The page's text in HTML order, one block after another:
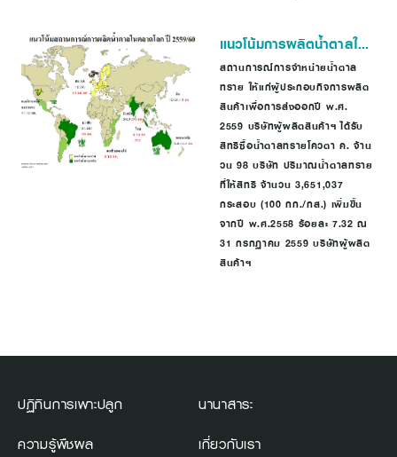
แนวโน้มการผลิตน้ำตาลใน
โลก 2559/60
สถานการณ์การจำหน่ายน้ำตาล
ทราย ให้แก่ผู้ประกอบกิจการผลิต
สินค้าเพื่อการส่งออกปี พ.ศ.
2559 บริษัทผู้ผลิตสินค้าฯ ได้รับ
สิทธิซื้อน้ำตาลทรายโควตา ค. จ้าน
วน 98 บริษัท ปริมาณน้ำตาลทราย
ที่ให้สิทธิ จ้านวน 3,651,037
กระสอบ (100 กก./กส.) เพิ่มขึ้น
จากปี พ.ศ.2558 ร้อยละ 7.32 ณ
31 กรกฏาคม 2559 บริษัทผู้ผลิต
สินค้าฯ
ปฏิทินการเพาะปลูก
ความรู้พืชผล
นานาสาระ
เกี่ยวกับเรา